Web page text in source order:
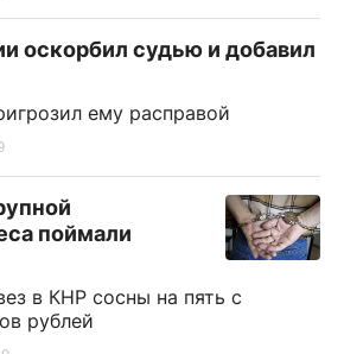
оскорбил судью и добавил
ему расправой
поймали
в КНР сосны на пять с
рублей